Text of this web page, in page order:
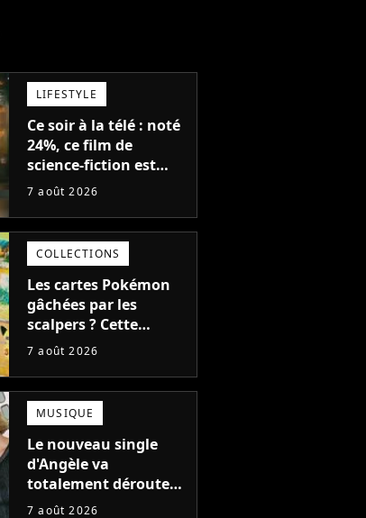
LIFESTYLE
Ce soir à la télé : noté
24%, ce film de
science-fiction est
complètement raté,
encore pire à cause de
son acteur
7 août 2026
COLLECTIONS
Les cartes Pokémon
gâchées par les
scalpers ? Cette
technique géniale
ruiner les revendeurs
7 août 2026
MUSIQUE
Le nouveau single
d'Angèle va
totalement dérouter
le public, et c'est une
7 août 2026